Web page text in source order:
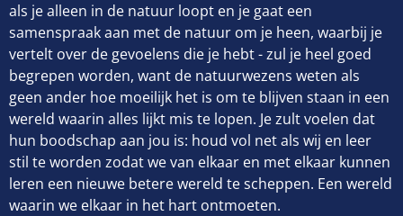
als je alleen in de natuur loopt en je gaat een
samenspraak aan met de natuur om je heen, waarbij je
vertelt over de gevoelens die je hebt - zul je heel goed
begrepen worden, want de natuurwezens weten als
geen ander hoe moeilijk het is om te blijven staan in een
wereld waarin alles lijkt mis te lopen. Je zult voelen dat
hun boodschap aan jou is: houd vol net als wij en leer
stil te worden zodat we van elkaar en met elkaar kunnen
leren een nieuwe betere wereld te scheppen. Een wereld
waarin we elkaar in het hart ontmoeten.